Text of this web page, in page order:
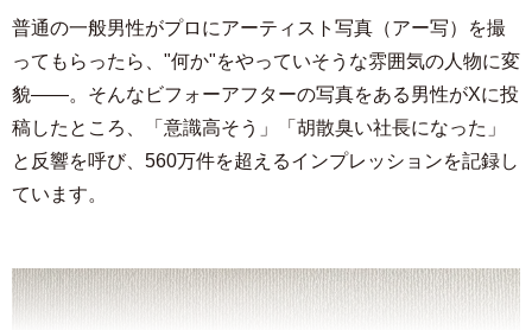
普通の一般男性がプロにアーティスト写真（アー写）を撮
ってもらったら、"何か"をやっていそうな雰囲気の人物に変
貌――。そんなビフォーアフターの写真をある男性がXに投
稿したところ、「意識高そう」「胡散臭い社長になった」
と反響を呼び、560万件を超えるインプレッションを記録し
ています。